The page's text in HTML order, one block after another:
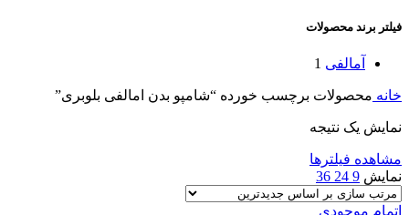
فیلتر برند محصولات
آمالفی 1
خانه محصولات برچسب خورده “شامپو بدن امالفی بلوبری”
نمایش یک نتیجه
مشاهده فیلترها
نمایش 9
24
36
اتمام موجودی